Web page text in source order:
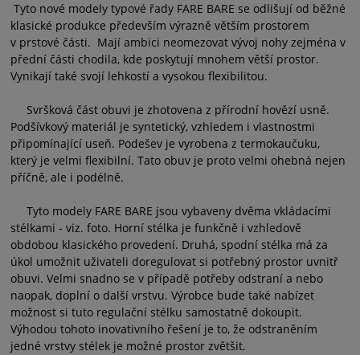
Tyto nové modely typové řady FARE BARE se odlišují od běžné
klasické produkce především výrazně větším prostorem
v prstové části. Mají ambici neomezovat vývoj nohy zejména v
přední části chodila, kde poskytují mnohem větší prostor.
Vynikají také svojí lehkostí a vysokou flexibilitou.
Svršková část obuvi je zhotovena z přírodní hovězí usně.
Podšívkový materiál je syntetický, vzhledem i vlastnostmi
připomínající useň. Podešev je vyrobena z termokaučuku,
který je velmi flexibilní. Tato obuv je proto velmi ohebná nejen
příčně, ale i podélně.
Tyto modely FARE BARE jsou vybaveny dvěma vkládacími
stélkami - viz. foto. Horní stélka je funkčně i vzhledově
obdobou klasického provedení. Druhá, spodní stélka má za
úkol umožnit uživateli doregulovat si potřebný prostor uvnitř
obuvi. Velmi snadno se v případě potřeby odstraní a nebo
naopak, doplní o další vrstvu. Výrobce bude také nabízet
možnost si tuto regulační stélku samostatně dokoupit.
Výhodou tohoto inovativního řešení je to, že odstraněním
jedné vrstvy stélek je možné prostor zvětšit.